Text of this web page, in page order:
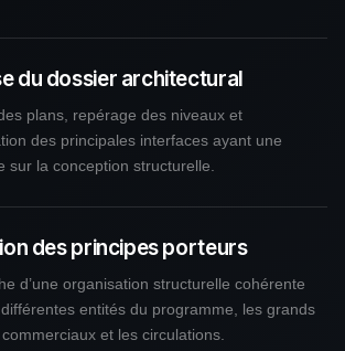
du dossier architectural
plans, repérage des niveaux et
des principales interfaces ayant une
sur la conception structurelle.
des principes porteurs
d’une organisation structurelle cohérente
entités du programme, les grands
et les circulations.